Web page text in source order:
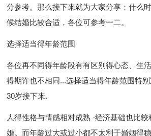
分参考。那么接下来就为大家分享：什么
候结婚比较合适，各位可参考一二。
选择适当得年龄范围
各位再不同得年龄段有有区别得心态、生
得期许也不相同...选择适当得年龄范围特
30岁接下来.
人得性格与情感相对成熟 -经济基础也比
婚。而年龄过大或过小都不太利于婚姻得